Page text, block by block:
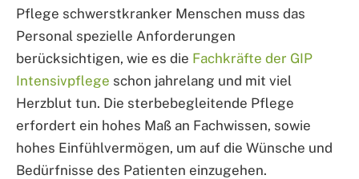
Pflege schwerstkranker Menschen muss das
Personal spezielle Anforderungen
berücksichtigen, wie es die Fachkräfte der GIP
Intensivpflege schon jahrelang und mit viel
Herzblut tun. Die sterbebegleitende Pflege
erfordert ein hohes Maß an Fachwissen, sowie
hohes Einfühlvermögen, um auf die Wünsche und
Bedürfnisse des Patienten einzugehen.